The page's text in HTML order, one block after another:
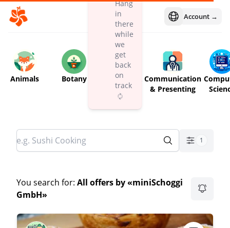
Open language
Account →
Hang
in
there
while
we
get
back
on
track
Animals Botany
Children &
Babies
Communication
& Presenting
1
You search for: All offers by «miniSchoggi
GmbH»